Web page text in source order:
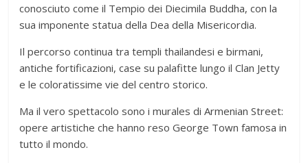
conosciuto come il Tempio dei Diecimila Buddha, con la
sua imponente statua della Dea della Misericordia.
Il percorso continua tra templi thailandesi e birmani,
antiche fortificazioni, case su palafitte lungo il Clan Jetty
e le coloratissime vie del centro storico.
Ma il vero spettacolo sono i murales di Armenian Street:
opere artistiche che hanno reso George Town famosa in
tutto il mondo.